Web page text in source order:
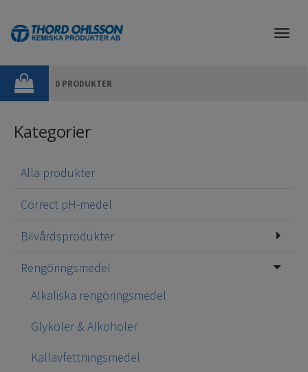
0 PRODUKTER
Kategorier
Alla produkter
Correct pH-medel
Bilvårdsprodukter
Rengöringsmedel
Alkaliska rengöringsmedel
Glykoler & Alkoholer
Kallavfettningsmedel